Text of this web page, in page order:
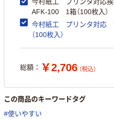
今村紙工 プリンタ対応
AFK-100 1箱（100枚入）
今村紙工 プリンタ対
（100枚入）
総額： ￥2,706 （税込）
この商品のキーワードタグ
#使いやすい